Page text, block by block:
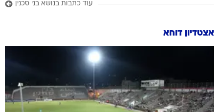
עוד כתבות בנושא בני סכנין
אצטדיון דוחא